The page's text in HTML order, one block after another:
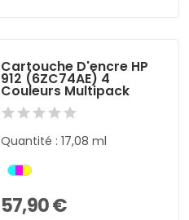
Cartouche D'encre HP
912 (6ZC74AE) 4
Couleurs Multipack
Quantité : 17,08 ml
57,90 €